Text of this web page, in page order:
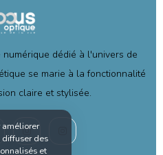
numérique dédié à l'univers de
se marie à la fonctionnalité
claire et stylisée.
améliorer
diffuser des
et